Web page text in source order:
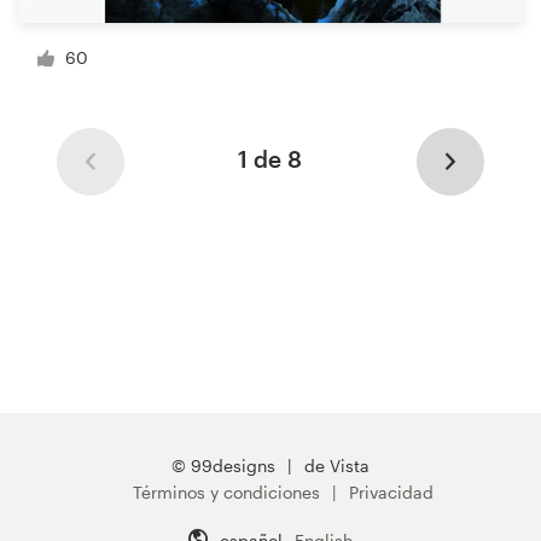
60
1 de 8
© 99designs
de Vista
Términos y condiciones
Privacidad